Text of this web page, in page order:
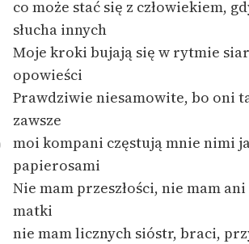
co może stać się z człowiekiem,
słucha innych
Moje kroki bujają się w rytmie
opowieści
Prawdziwie niesamowite, bo oni
zawsze
moi kompani częstują mnie nimi
papierosami
Nie mam przeszłości, nie mam
matki
nie mam licznych sióstr, braci,